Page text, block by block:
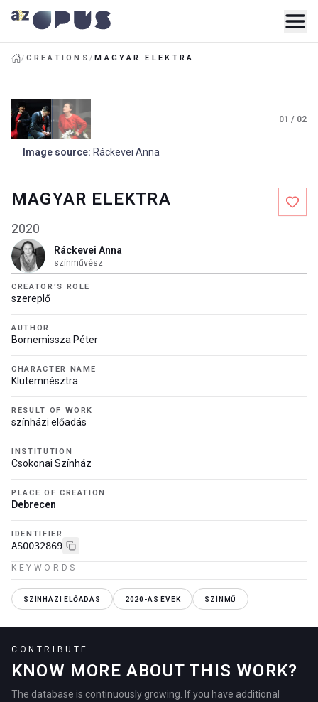
/CREATIONS/MAGYAR ELEKTRA
MAGYAR ELEKTRA
2020
Ráckevei Anna
színművész
CREATOR'S ROLE
szereplő
AUTHOR
Bornemissza Péter
CHARACTER NAME
Klütemnésztra
RESULT OF WORK
színházi előadás
INSTITUTION
Csokonai Színház
PLACE OF CREATION
Debrecen
IDENTIFIER
AS0032869
KEYWORDS
SZÍNHÁZI ELŐADÁS 2020-AS ÉVEK SZÍNMŰ
01 / 02
Image source: Ráckevei Anna
CONTRIBUTE
KNOW MORE ABOUT THIS WORK?
The database is continuously growing. If you have additional